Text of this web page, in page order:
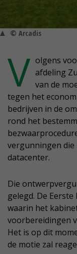
© Arcadis
V olgens
afdeling
van de
tegen het
bedrijven in de
rond het
vergunningen
datacenter.
Die
gelegd. De
waarin het
voorbereidingen
Het is op dit
de motie zal